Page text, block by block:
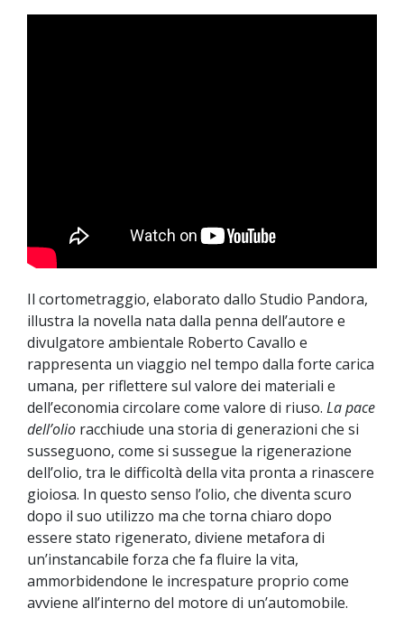
Il cortometraggio, elaborato dallo Studio Pandora,
illustra la novella nata dalla penna dell’autore e
divulgatore ambientale Roberto Cavallo e
rappresenta un viaggio nel tempo dalla forte carica
umana, per riflettere sul valore dei materiali e
dell’economia circolare come valore di riuso. La pace
dell’olio racchiude una storia di generazioni che si
susseguono, come si sussegue la rigenerazione
dell’olio, tra le difficoltà della vita pronta a rinascere
gioiosa. In questo senso l’olio, che diventa scuro
dopo il suo utilizzo ma che torna chiaro dopo
essere stato rigenerato, diviene metafora di
un’instancabile forza che fa fluire la vita,
ammorbidendone le increspature proprio come
avviene all’interno del motore di un’automobile.